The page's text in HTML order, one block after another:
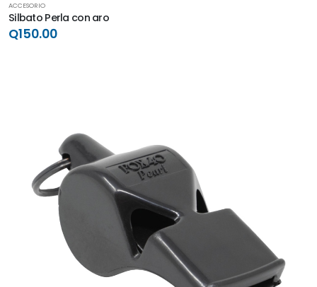
ACCESORIO
Silbato Perla con aro
Q150.00